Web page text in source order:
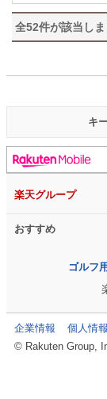
全52件が該当し
キ
楽天グループ
おすすめ
ゴルフ
企業情報 個人情
© Rakuten Group,